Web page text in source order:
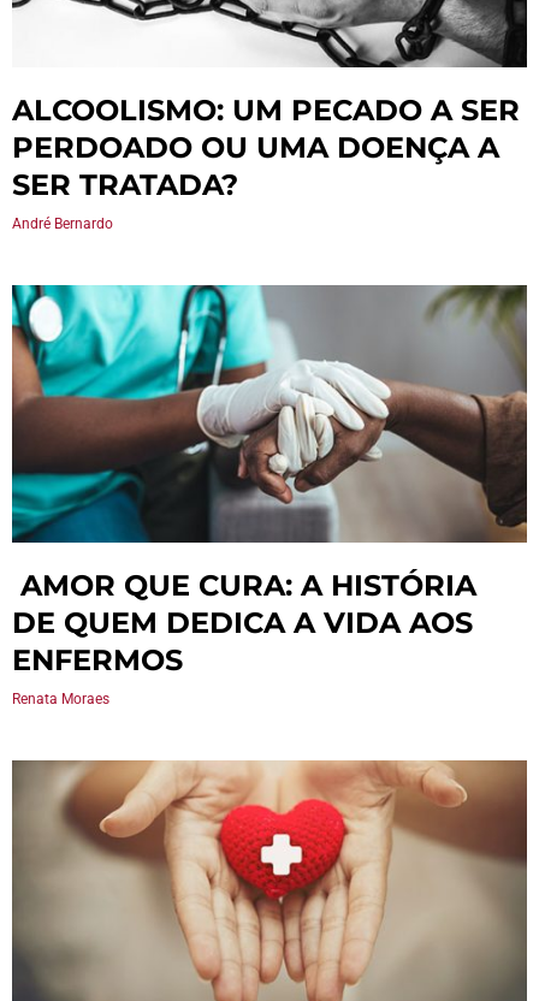
ALCOOLISMO: UM PECADO A SER
PERDOADO OU UMA DOENÇA A
SER TRATADA?
André Bernardo
AMOR QUE CURA: A HISTÓRIA
DE QUEM DEDICA A VIDA AOS
ENFERMOS
Renata Moraes